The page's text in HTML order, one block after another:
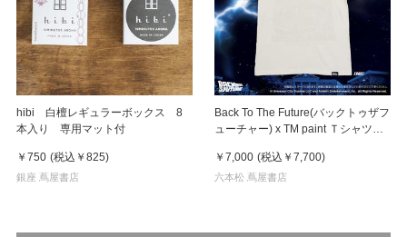
hibi 白檀レギュラーボックス 8
本入り 専用マット付
￥750 (税込 ￥825)
銀座 蔦屋書店
Back To The Future(バックトゥザフ
ューチャー) x TM paint Ｔシャツ
￥7,000 (税込 ￥7,700)
六本松 蔦屋書店